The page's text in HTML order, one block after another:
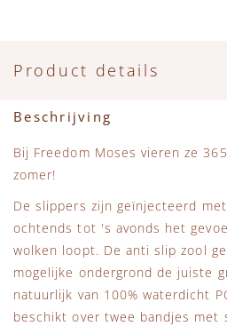
Verzorgingsproducten
Beren
New Balance
Piupiuchick
Play Up
Sproet & Sprout
Product details
Beschrijving
Bij Freedom Moses vieren ze
zomer!
De slippers zijn geïnjecteerd
ochtends tot 's avonds het
wolken loopt. De anti slip zool
mogelijke ondergrond de juiste
natuurlijk van 100% waterdicht
beschikt over twee bandjes met